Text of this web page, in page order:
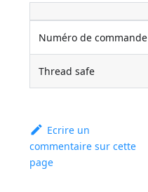
Numéro de commande
Thread safe
Ecrire un
commentaire sur cette
page